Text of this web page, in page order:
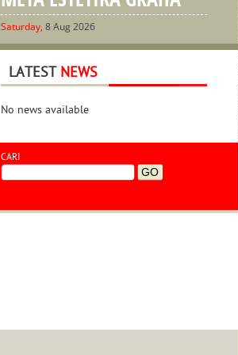
Saturday, 8 Aug 2026
LATEST NEWS
No news available
CARI